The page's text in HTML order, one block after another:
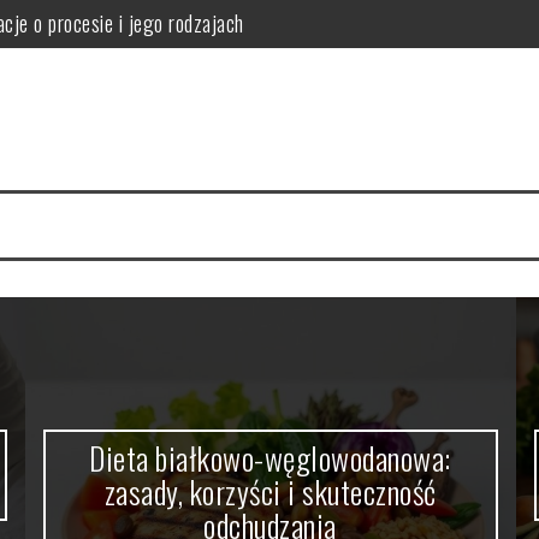
o procesie i jego rodzajach
ryzyka zdrowotne
kuchni pełne zalet
przy profilu, szybach, okuciach i współczynniku Uw
Dieta białkowo-węglowodanowa:
zasady, korzyści i skuteczność
odchudzania